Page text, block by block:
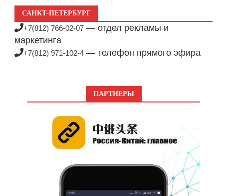
САНКТ-ПЕТЕРБУРГ
+7(812) 766-02-07 — отдел рекламы и
маркетинга
+7(812) 971-102-4 — телефон прямого эфира
ПАРТНЕРЫ